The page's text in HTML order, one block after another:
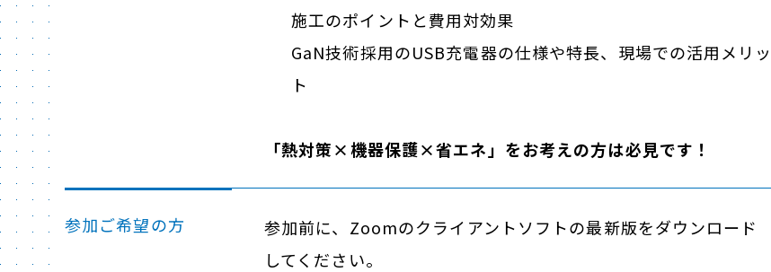
施工のポイントと費用対効果
GaN技術採用のUSB充電器の仕様や特長、現場での活用メリッ
ト
「熱対策×機器保護×省エネ」をお考えの方は必見です！
参加ご希望の方
参加前に、Zoomのクライアントソフトの最新版をダウンロード
してください。